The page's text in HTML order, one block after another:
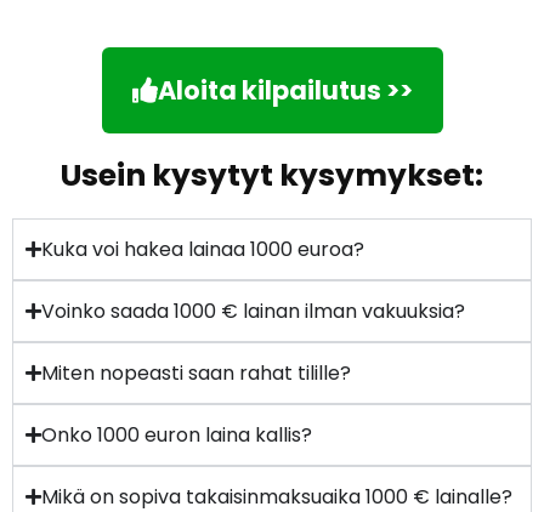
Aloita kilpailutus >>
Usein kysytyt kysymykset:
Kuka voi hakea lainaa 1000 euroa?
Voinko saada 1000 € lainan ilman vakuuksia?
Miten nopeasti saan rahat tilille?
Onko 1000 euron laina kallis?
Mikä on sopiva takaisinmaksuaika 1000 € lainalle?